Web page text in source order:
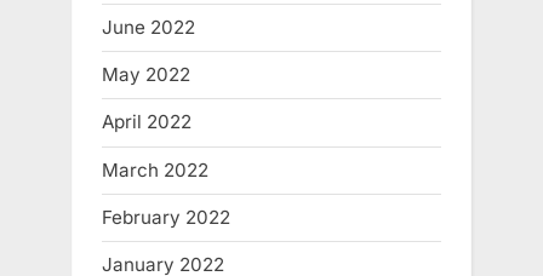
June 2022
May 2022
April 2022
March 2022
February 2022
January 2022